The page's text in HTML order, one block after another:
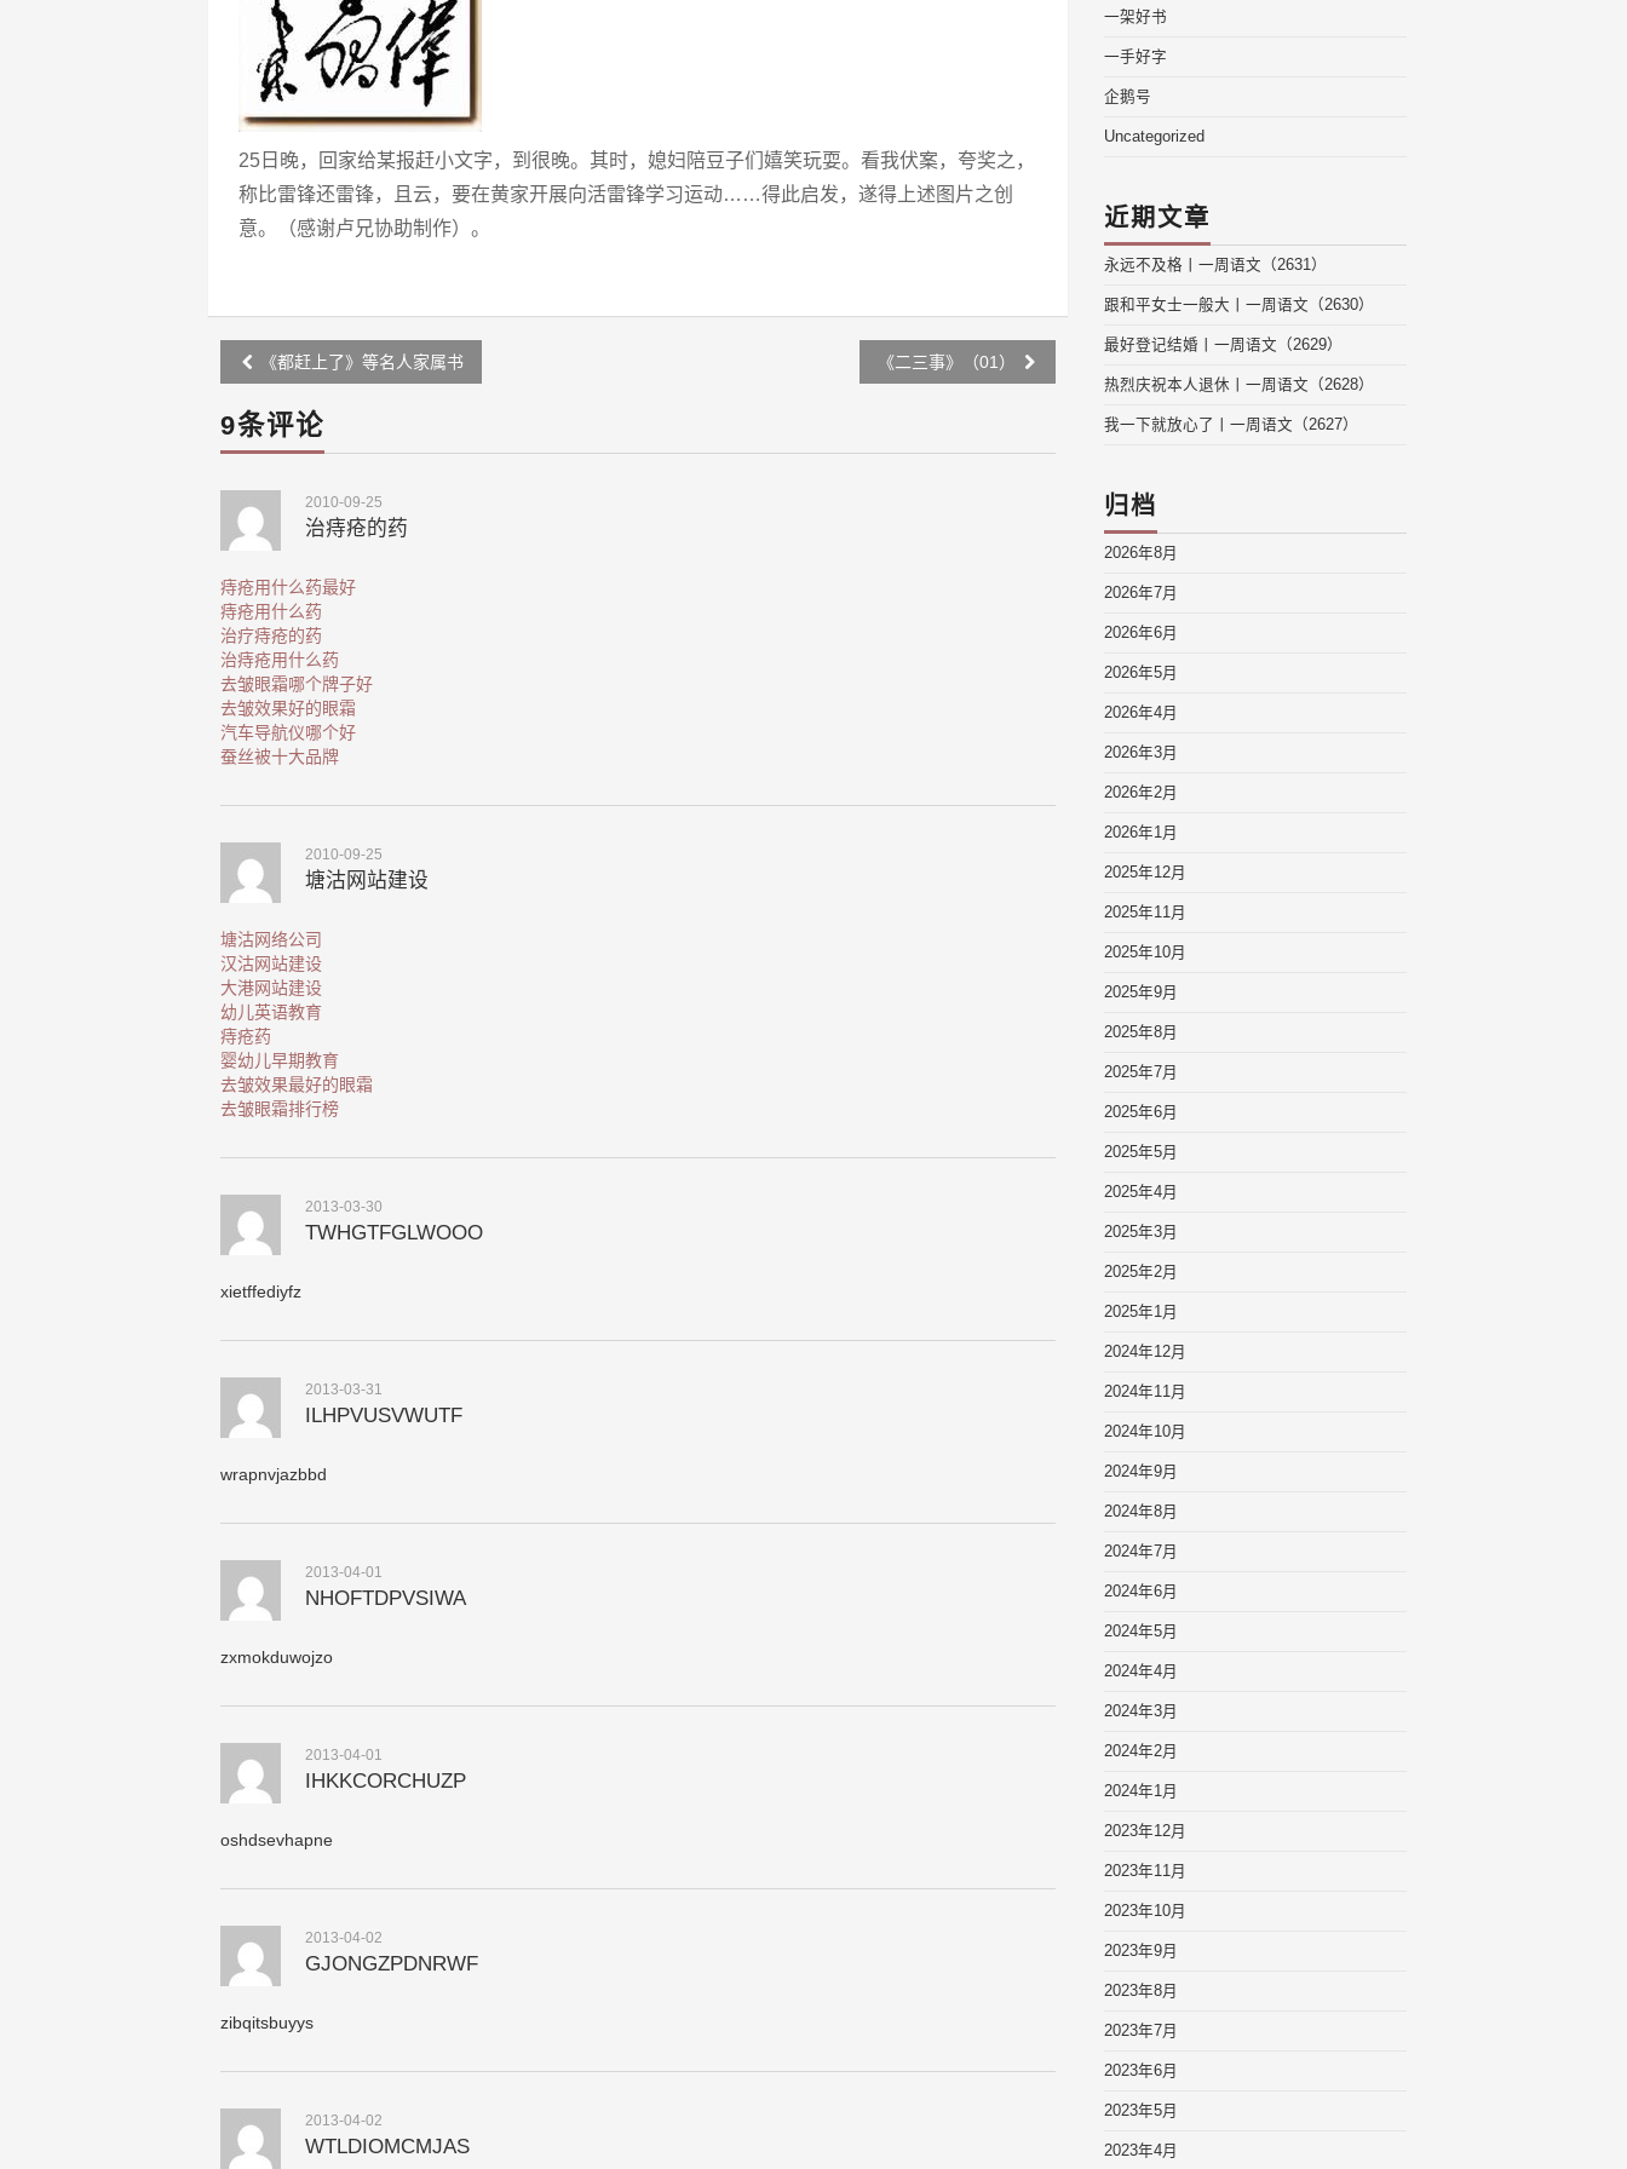
25日晚，回家给某报赶小文字，到很晚。其时，媳妇陪豆子们嬉笑玩耍。看我伏案，夸奖之，
称比雷锋还雷锋，且云，要在黄家开展向活雷锋学习运动……得此启发，遂得上述图片之创
意。（感谢卢兄协助制作）。
Post
navigation
《都赶上了》等名人家属书 《二三事》（01）
9条评论
2010-09-25
治痔疮的药
痔疮用什么药最好
痔疮用什么药
治疗痔疮的药
治痔疮用什么药
去皱眼霜哪个牌子好
去皱效果好的眼霜
汽车导航仪哪个好
蚕丝被十大品牌
2010-09-25
塘沽网站建设
塘沽网络公司
汉沽网站建设
大港网站建设
幼儿英语教育
痔疮药
婴幼儿早期教育
去皱效果最好的眼霜
去皱眼霜排行榜
2013-03-30
TWHGTFGLWOOO
xietffediyfz
2013-03-31
ILHPVUSVWUTF
wrapnvjazbbd
2013-04-01
NHOFTDPVSIWA
zxmokduwojzo
2013-04-01
IHKKCORCHUZP
oshdsevhapne
2013-04-02
GJONGZPDNRWF
zibqitsbuyys
2013-04-02
WTLDIOMCMJAS
一架好书
一手好字
企鹅号
Uncategorized
近期文章
永远不及格丨一周语文（2631）
跟和平女士一般大丨一周语文（2630）
最好登记结婚丨一周语文（2629）
热烈庆祝本人退休丨一周语文（2628）
我一下就放心了丨一周语文（2627）
归档
2026年8月
2026年7月
2026年6月
2026年5月
2026年4月
2026年3月
2026年2月
2026年1月
2025年12月
2025年11月
2025年10月
2025年9月
2025年8月
2025年7月
2025年6月
2025年5月
2025年4月
2025年3月
2025年2月
2025年1月
2024年12月
2024年11月
2024年10月
2024年9月
2024年8月
2024年7月
2024年6月
2024年5月
2024年4月
2024年3月
2024年2月
2024年1月
2023年12月
2023年11月
2023年10月
2023年9月
2023年8月
2023年7月
2023年6月
2023年5月
2023年4月